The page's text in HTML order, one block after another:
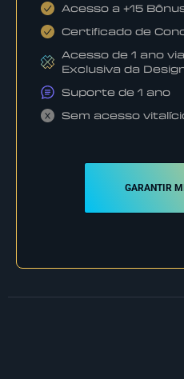
Acesso a +15
Certificado de
Acesso de 1 ano
Exclusiva da
Suporte de 1 ano
Sem acesso
GARANTIR